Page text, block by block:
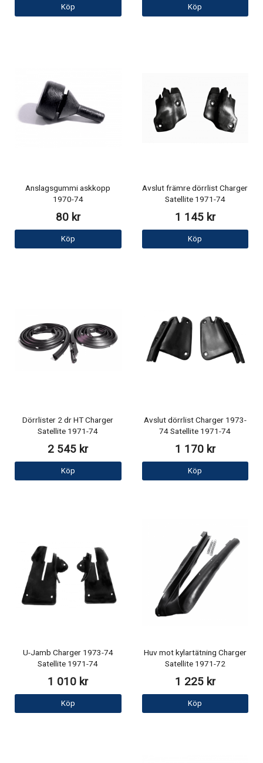
Köp Köp
Anslagsgummi askkopp
1970-74
80 kr
Köp
Avslut främre dörrlist Charger
Satellite 1971-74
1 145 kr
Köp
Dörrlister 2 dr HT Charger
Satellite 1971-74
2 545 kr
Köp
Avslut dörrlist Charger 1973-
74 Satellite 1971-74
1 170 kr
Köp
U-Jamb Charger 1973-74
Satellite 1971-74
1 010 kr
Köp
Huv mot kylartätning Charger
Satellite 1971-72
1 225 kr
Köp